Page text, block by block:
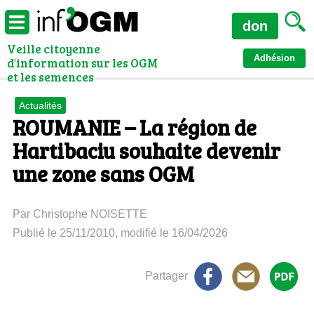
Veille citoyenne
d'information sur les OGM
et les semences
Adhésion
don
Actualités
ROUMANIE – La région de
Hartibaciu souhaite devenir
une zone sans OGM
Par Christophe NOISETTE
Publié le 25/11/2010, modifié le 16/04/2026
Partager